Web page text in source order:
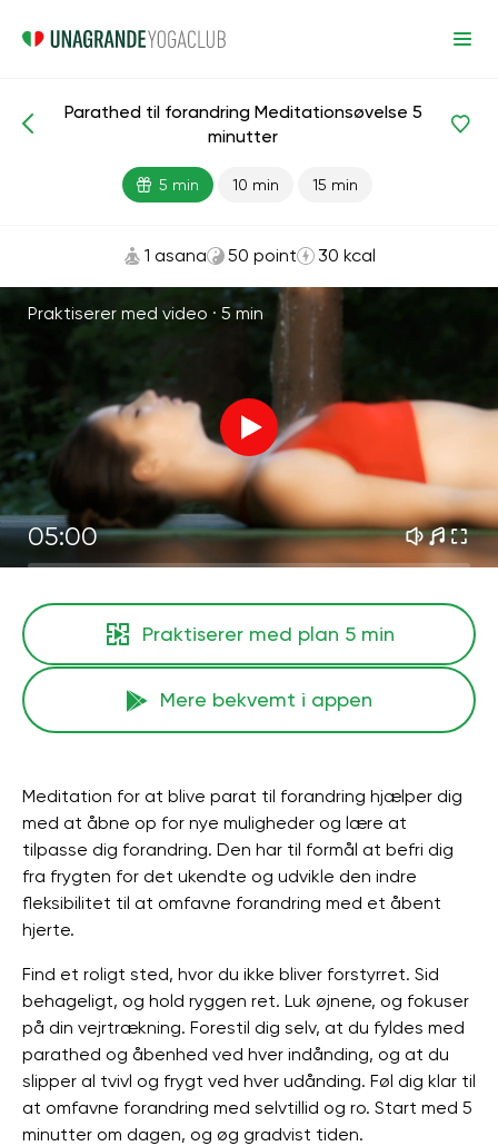
Meditationer og vejrtrækning
Parathed til forandring Meditationsøvelse 5
minutter
5 min 10 min 15 min
1 asana 50 point 30 kcal
Praktiserer med video · 5 min
05:00
Praktiserer med plan 5 min
Mere bekvemt i appen
Meditation for at blive parat til forandring hjælper dig
med at åbne op for nye muligheder og lære at
tilpasse dig forandring. Den har til formål at befri dig
fra frygten for det ukendte og udvikle den indre
fleksibilitet til at omfavne forandring med et åbent
hjerte.
Find et roligt sted, hvor du ikke bliver forstyrret. Sid
behageligt, og hold ryggen ret. Luk øjnene, og fokuser
på din vejrtrækning. Forestil dig selv, at du fyldes med
parathed og åbenhed ved hver indånding, og at du
slipper al tvivl og frygt ved hver udånding. Føl dig klar til
at omfavne forandring med selvtillid og ro. Start med 5
minutter om dagen, og øg gradvist tiden.